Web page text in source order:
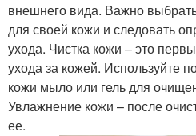
внешнего вида. Важно
для своей кожи и следовать
ухода. Чистка кожи – это
ухода за кожей. Используйте
кожи мыло или гель для
Увлажнение кожи – после
ее.